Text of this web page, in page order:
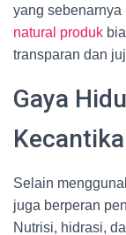
yang sebenarnya
natural produk
transparan dan
Gaya
Selain
juga berperan
Nutrisi, hidrasi,